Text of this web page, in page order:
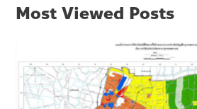
Most Viewed Posts